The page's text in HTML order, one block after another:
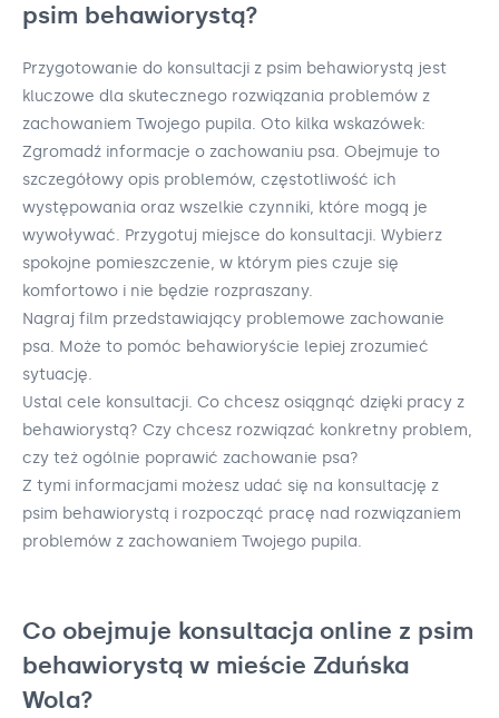
psim behawiorystą?
Przygotowanie do konsultacji z psim behawiorystą jest
kluczowe dla skutecznego rozwiązania problemów z
zachowaniem Twojego pupila. Oto kilka wskazówek:
Zgromadź informacje o zachowaniu psa. Obejmuje to
szczegółowy opis problemów, częstotliwość ich
występowania oraz wszelkie czynniki, które mogą je
wywoływać. Przygotuj miejsce do konsultacji. Wybierz
spokojne pomieszczenie, w którym pies czuje się
komfortowo i nie będzie rozpraszany.
Nagraj film przedstawiający problemowe zachowanie
psa. Może to pomóc behawioryście lepiej zrozumieć
sytuację.
Ustal cele konsultacji. Co chcesz osiągnąć dzięki pracy z
behawiorystą? Czy chcesz rozwiązać konkretny problem,
czy też ogólnie poprawić zachowanie psa?
Z tymi informacjami możesz udać się na konsultację z
psim behawiorystą i rozpocząć pracę nad rozwiązaniem
problemów z zachowaniem Twojego pupila.
Co obejmuje konsultacja online z psim
behawiorystą w mieście Zduńska
Wola?